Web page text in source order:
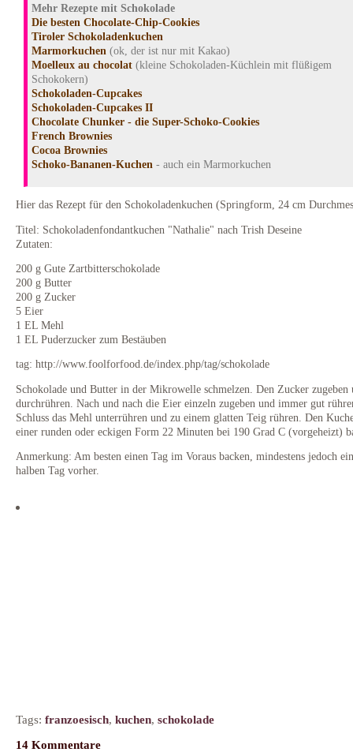
Mehr Rezepte mit Schokolade
Die besten Chocolate-Chip-Cookies
Tiroler Schokoladenkuchen
Marmorkuchen (ok, der ist nur mit Kakao)
Moelleux au chocolat (kleine Schokoladen-Küchlein mit flüßigem
Schokokern)
Schokoladen-Cupcakes
Schokoladen-Cupcakes II
Chocolate Chunker - die Super-Schoko-Cookies
French Brownies
Cocoa Brownies
Schoko-Bananen-Kuchen - auch ein Marmorkuchen
Hier das Rezept für den Schokoladenkuchen (Springform, 24 cm
Titel: Schokoladenfondantkuchen "Nathalie" nach Trish Deseine
Zutaten:
200 g Gute Zartbitterschokolade
200 g Butter
200 g Zucker
5 Eier
1 EL Mehl
1 EL Puderzucker zum Bestäuben
tag: http://www.foolforfood.de/index.php/tag/schokolade
Schokolade und Butter in der Mikrowelle schmelzen. Den Zucker zugeben
durchrühren. Nach und nach die Eier einzeln zugeben und immer gut
Schluss das Mehl unterrühren und zu einem glatten Teig rühren. Den
einer runden oder eckigen Form 22 Minuten bei 190 Grad C (vorgeheizt)
Anmerkung: Am besten einen Tag im Voraus backen, mindestens jedoch
halben Tag vorher.
Tags: franzoesisch, kuchen, schokolade
14 Kommentare